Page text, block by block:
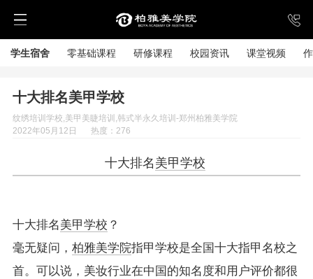
学生宿舍 零基础课程 研修课程 校园资讯 课堂视频
十大排名美甲学校
纹绣培训学校,美甲美睫培训,韩式半永久培训-郑州柏雅美学院
2022年05月12日
热度：276
十大排名 美甲学校
十大排名美甲学校 ？
毫无疑问， 柏雅美学院指甲学校是全国十大指甲名校之
首。可以说，美妆行业在中国的知名度和用户评价都很